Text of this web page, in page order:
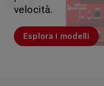
velocità.
Esplora i modelli
rischi legati a
impossibili da
manualmente su
tuo team può
Scopri Rai
scalabile.
Scopri WatchGuard